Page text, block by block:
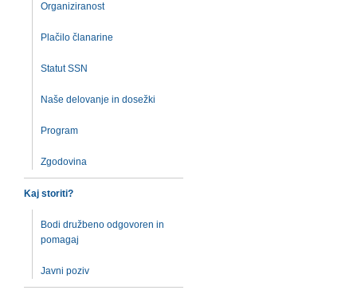
Organiziranost
Plačilo članarine
Statut SSN
Naše delovanje in dosežki
Program
Zgodovina
Kaj storiti?
Bodi družbeno odgovoren in
pomagaj
Javni poziv